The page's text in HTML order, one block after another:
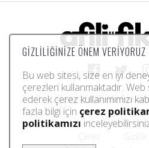
Copyright © Afili Fikirler
rights
GIZLILIĞINIZE ÖNEM VERIYORUZ
Bu web sitesi, size en iyi
çerezleri kullanmaktadır.
ederek çerez kullanımımızı
fazla bilgi için çerez
politikamızı